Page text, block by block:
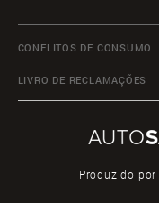
CONFLITOS DE CONSUMO
LIVRO DE RECLAMAÇÕES
Produzido por